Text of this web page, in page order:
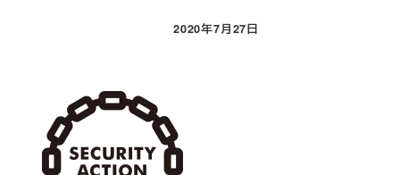
投稿日
2020年7月27日